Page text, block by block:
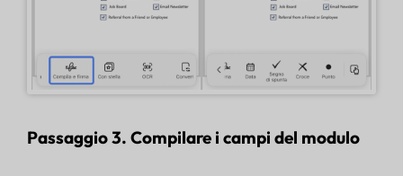
Passaggio 3. Compilare i campi del modulo